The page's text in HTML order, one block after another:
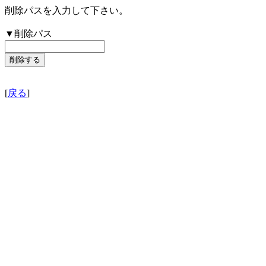
削除パスを入力して下さい。
▼削除パス
[戻る]